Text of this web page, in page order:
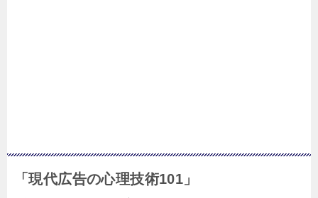
「現代広告の心理技術101」